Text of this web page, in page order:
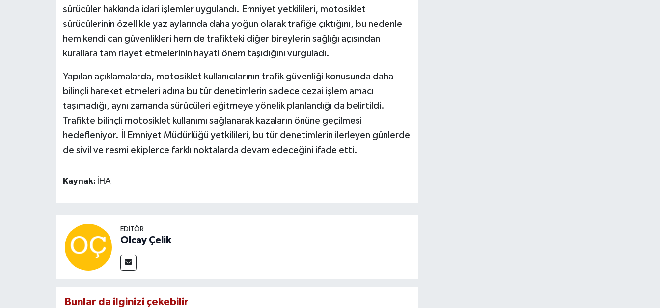
sürücüler hakkında idari işlemler uygulandı. Emniyet yetkilileri, motosiklet
sürücülerinin özellikle yaz aylarında daha yoğun olarak trafiğe çıktığını, bu nedenle
hem kendi can güvenlikleri hem de trafikteki diğer bireylerin sağlığı açısından
kurallara tam riayet etmelerinin hayati önem taşıdığını vurguladı.
Yapılan açıklamalarda, motosiklet kullanıcılarının trafik güvenliği konusunda daha
bilinçli hareket etmeleri adına bu tür denetimlerin sadece cezai işlem amacı
taşımadığı, aynı zamanda sürücüleri eğitmeye yönelik planlandığı da belirtildi.
Trafikte bilinçli motosiklet kullanımı sağlanarak kazaların önüne geçilmesi
hedefleniyor. İl Emniyet Müdürlüğü yetkilileri, bu tür denetimlerin ilerleyen günlerde
de sivil ve resmi ekiplerce farklı noktalarda devam edeceğini ifade etti.
Kaynak: İHA
EDITÖR
Olcay Çelik
Bunlar da ilginizi çekebilir